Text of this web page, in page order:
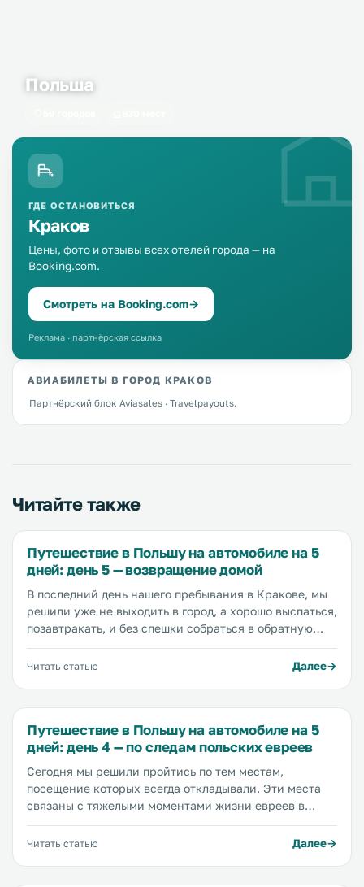
Польша
ГДЕ ОСТАНОВИТЬСЯ
Краков
Цены, фото и отзывы всех отелей города — на
Booking.com.
Смотреть на Booking.com→
Реклама · партнёрская ссылка
АВИАБИЛЕТЫ В ГОРОД КРАКОВ
Партнёрский блок Aviasales · Travelpayouts.
Читайте также
Путешествие в Польшу на автомобиле на 5
дней: день 5 — возвращение домой
В последний день нашего пребывания в Кракове, мы
решили уже не выходить в город, а хорошо выспаться,
позавтракать, и без спешки собраться в обратную
дорогу. Основная задача на сегодня — это доехать до
Киева, все остальное — второстепенное.
Читать статью Далее
Путешествие в Польшу на автомобиле на 5
дней: день 4 — по следам польских евреев
Сегодня мы решили пройтись по тем местам,
посещение которых всегда откладывали. Эти места
связаны с тяжелыми моментами жизни евреев в
Кракове. Позавчера мы уже посетили лагерь Аушвиц
в Освенциме, о чем рассказали в этой статье.
Читать статью Далее